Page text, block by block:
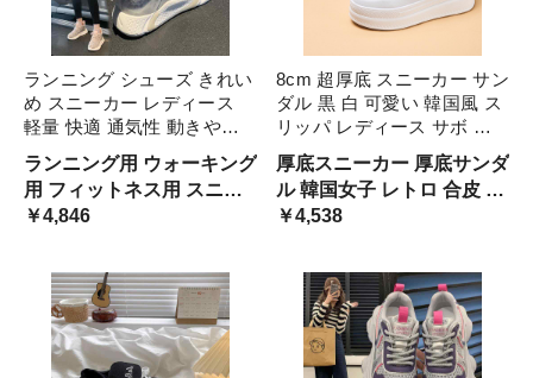
ランニング シューズ きれい
め スニーカー レディース
軽量 快適 通気性 動きやす
い 疲れにくい 運動靴 黒 グ
レー ピンク 個性的 流れる
模様 変更 クッションソール
ジム トレーニン オシャレ
ランニング用 ウォーキング
用 フィットネス用 スニー
カー クッション 軽い 走れ
ャー 春 夏 爽やか ラフ セレ
ブ 大人カジュアル ルーズ
￥4,846
8cm 超厚底 スニーカー サン
ダル 黒 白 可愛い 韓国風 ス
リッパ レディース サボ 春
夏 シューズ 紐あり レース
アップ スポーティー かっこ
いい 個性的 バイカラー モ
ノクロ 運動靴 フラット
厚底スニーカー 厚底サンダ
ル 韓国女子 レトロ 合皮 レ
ザースニーカー かかとなし
ニッシュ きれいめ オシャ
レ ラフ リラックス つっか
￥4,538